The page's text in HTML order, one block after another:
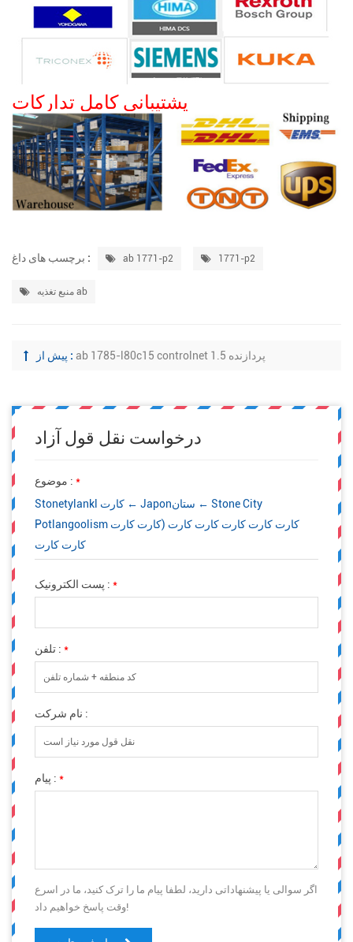
پشتیبانی کامل تدارکات
برچسب های داغ : ab 1771-p2 1771-p2
منبع تغذیه ab
پیش از : ab 1785-l80c15 controlnet 1.5 پردازنده
درخواست نقل قول آزاد
موضوع : *
Stonetylankl کارت ← Japonستان ← Stone City
Potlangoolism کارت کارت کارت کارت کارت (کارت کارت
کارت کارت
پست الکترونیک : *
تلفن : *
نام شرکت :
پیام : *
اگر سوالی یا پیشنهاداتی دارید، لطفا پیام ما را ترک کنید، ما در اسرع
وقت پاسخ خواهیم داد!